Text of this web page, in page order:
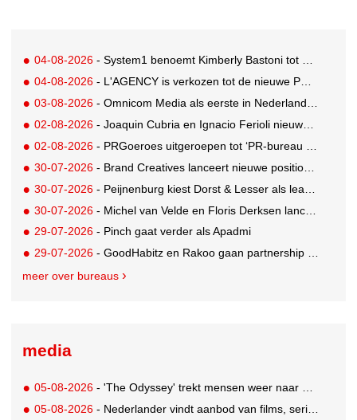
04-08-2026 - System1 benoemt Kimberly Bastoni tot Gobal Chief Commercial Officer
04-08-2026 - L'AGENCY is verkozen tot de nieuwe PR-partner van KoRo
03-08-2026 - Omnicom Media als eerste in Nederland actief met advertenties in ChatGPT
02-08-2026 - Joaquin Cubria en Ignacio Ferioli nieuwe Global CCO’s GUT, Renata Neumann Global Head of Production
02-08-2026 - PRGoeroes uitgeroepen tot ‘PR-bureau van het jaar 2026’
30-07-2026 - Brand Creatives lanceert nieuwe positionering: Create to Celebrate
30-07-2026 - Peijnenburg kiest Dorst & Lesser als lead social agency
30-07-2026 - Michel van Velde en Floris Derksen lanceren I.C.Y. group: drie specialistische bureaus, één visie op groei
29-07-2026 - Pinch gaat verder als Apadmi
29-07-2026 - GoodHabitz en Rakoo gaan partnership aan voor geïntegreerde talentontwikkeling
meer over bureaus
media
05-08-2026 - 'The Odyssey' trekt mensen weer naar de bioscoop
05-08-2026 - Nederlander vindt aanbod van films, series en sport vaak versnipperd